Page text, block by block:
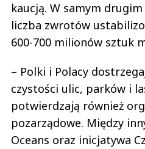
kaucją. W samym
liczba zwrotów
600-700 milionów sztuk
– Polki i Polacy
czystości ulic, parków i
potwierdzają również
pozarządowe. Między
Oceans oraz inicjatywa